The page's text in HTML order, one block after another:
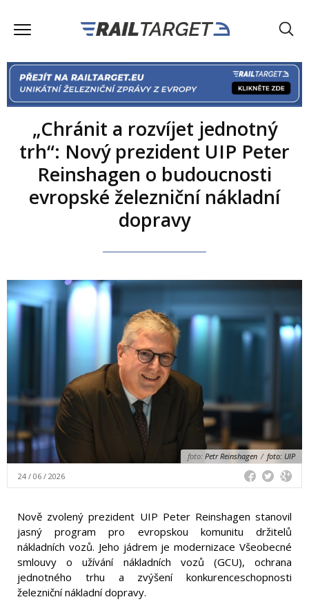
„Chránit a rozvíjet jednotný
trh“: Nový prezident UIP Peter
Reinshagen o budoucnosti
evropské železniční nákladní
dopravy
foto: Petr Reinshagen / foto: UIP
24 / 06 / 2026
Nově zvolený prezident UIP Peter Reinshagen stanovil
jasný program pro evropskou komunitu držitelů
nákladních vozů. Jeho jádrem je modernizace Všeobecné
smlouvy o užívání nákladních vozů (GCU), ochrana
jednotného trhu a zvýšení konkurenceschopnosti
železniční nákladní dopravy.